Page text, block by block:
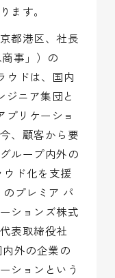
ます。
都港区、社長
事」）の
ウドは、国内
ジニア集団と
プリケーショ
、顧客から要
ループ内外の
ド化を支援
プレミア パ
ションズ株式
表取締役社
外の企業の
ションという